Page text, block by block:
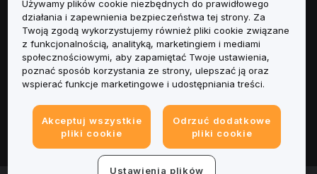
Usługi
Obsługa Klienta
Informacje prawne
Używamy plików cookie niezbędnych do prawidłowego
działania i zapewnienia bezpieczeństwa tej strony. Za
Twoją zgodą wykorzystujemy również pliki cookie związane
z funkcjonalnością, analityką, marketingiem i mediami
społecznościowymi, aby zapamiętać Twoje ustawienia,
poznać sposób korzystania ze strony, ulepszać ją oraz
wspierać funkcje marketingowe i udostępniania treści.
Akceptuj wszystkie
pliki cookie
Odrzuć dodatkowe
pliki cookie
Ustawienia plików